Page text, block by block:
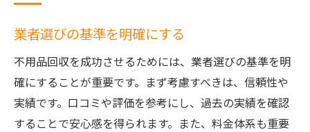
業者選びの基準を明確にする
不用品回収を成功させるためには、業者選びの基準を明
確にすることが重要です。まず考慮すべきは、信頼性や
実績です。口コミや評価を参考にし、過去の実績を確認
することで安心感を得られます。また、料金体系も重要